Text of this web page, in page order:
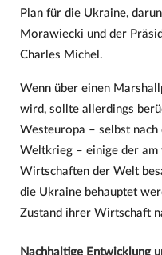
Plan für die Ukraine,
Morawiecki und der
Charles Michel.
Wenn über einen
wird, sollte allerdings
Westeuropa – selbst
Weltkrieg – einige der
Wirtschaften der Welt
die Ukraine behauptet
Zustand ihrer Wirtschaft
Nachhaltige Entwicklung